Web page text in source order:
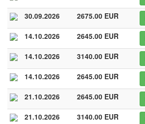
30.09.2026 2675.00 EUR
14.10.2026 2645.00 EUR
14.10.2026 3140.00 EUR
14.10.2026 2645.00 EUR
21.10.2026 2645.00 EUR
21.10.2026 3140.00 EUR